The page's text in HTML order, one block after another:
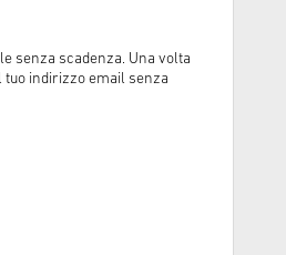
senza scadenza. Una volta
indirizzo email senza